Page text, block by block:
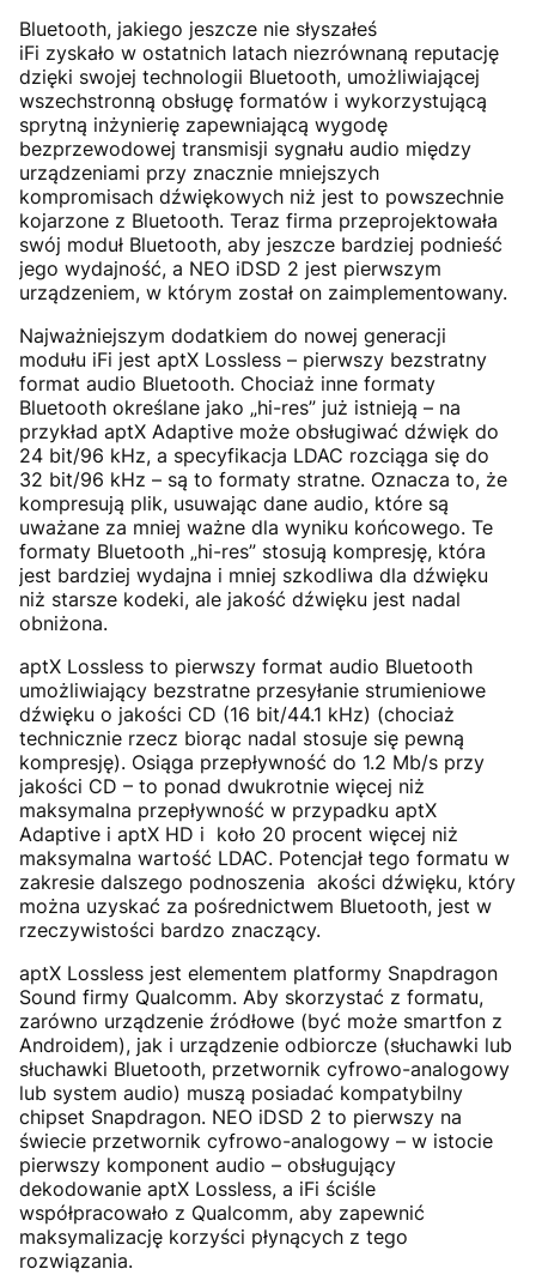
Bluetooth, jakiego jeszcze nie słyszałeś
iFi zyskało w ostatnich latach niezrównaną reputację
dzięki swojej technologii Bluetooth, umożliwiającej
wszechstronną obsługę formatów i wykorzystującą
sprytną inżynierię zapewniającą wygodę
bezprzewodowej transmisji sygnału audio między
urządzeniami przy znacznie mniejszych
kompromisach dźwiękowych niż jest to powszechnie
kojarzone z Bluetooth. Teraz firma przeprojektowała
swój moduł Bluetooth, aby jeszcze bardziej podnieść
jego wydajność, a NEO iDSD 2 jest pierwszym
urządzeniem, w którym został on zaimplementowany.
Najważniejszym dodatkiem do nowej generacji
modułu iFi jest aptX Lossless – pierwszy bezstratny
format audio Bluetooth. Chociaż inne formaty
Bluetooth określane jako „hi-res” już istnieją – na
przykład aptX Adaptive może obsługiwać dźwięk do
24 bit/96 kHz, a specyfikacja LDAC rozciąga się do
32 bit/96 kHz – są to formaty stratne. Oznacza to, że
kompresują plik, usuwając dane audio, które są
uważane za mniej ważne dla wyniku końcowego. Te
formaty Bluetooth „hi-res” stosują kompresję, która
jest bardziej wydajna i mniej szkodliwa dla dźwięku
niż starsze kodeki, ale jakość dźwięku jest nadal
obniżona.
aptX Lossless to pierwszy format audio Bluetooth
umożliwiający bezstratne przesyłanie strumieniowe
dźwięku o jakości CD (16 bit/44.1 kHz) (chociaż
technicznie rzecz biorąc nadal stosuje się pewną
kompresję). Osiąga przepływność do 1.2 Mb/s przy
jakości CD – to ponad dwukrotnie więcej niż
maksymalna przepływność w przypadku aptX
Adaptive i aptX HD i koło 20 procent więcej niż
maksymalna wartość LDAC. Potencjał tego formatu w
zakresie dalszego podnoszenia akości dźwięku, który
można uzyskać za pośrednictwem Bluetooth, jest w
rzeczywistości bardzo znaczący.
aptX Lossless jest elementem platformy Snapdragon
Sound firmy Qualcomm. Aby skorzystać z formatu,
zarówno urządzenie źródłowe (być może smartfon z
Androidem), jak i urządzenie odbiorcze (słuchawki lub
słuchawki Bluetooth, przetwornik cyfrowo-analogowy
lub system audio) muszą posiadać kompatybilny
chipset Snapdragon. NEO iDSD 2 to pierwszy na
świecie przetwornik cyfrowo-analogowy – w istocie
pierwszy komponent audio – obsługujący
dekodowanie aptX Lossless, a iFi ściśle
współpracowało z Qualcomm, aby zapewnić
maksymalizację korzyści płynących z tego
rozwiązania.